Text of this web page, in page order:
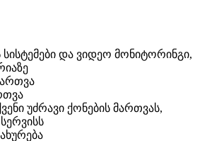
და ვიდეო მონიტორინგი,
უძრავი ქონების მართვას,